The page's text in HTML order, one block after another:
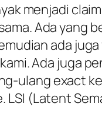
menjadi
Ada
ada
Ada juga
ulang exact
(Latent